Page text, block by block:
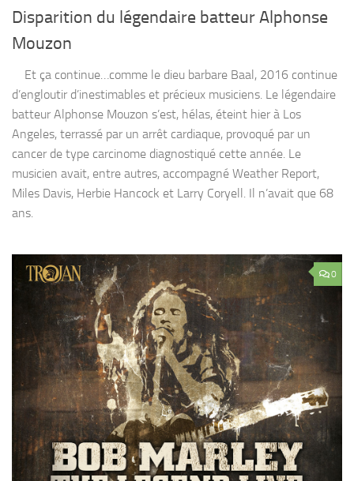
Disparition du légendaire batteur Alphonse
Mouzon
Et ça continue…comme le dieu barbare Baal, 2016 continue
d’engloutir d’inestimables et précieux musiciens. Le légendaire
batteur Alphonse Mouzon s’est, hélas, éteint hier à Los
Angeles, terrassé par un arrêt cardiaque, provoqué par un
cancer de type carcinome diagnostiqué cette année. Le
musicien avait, entre autres, accompagné Weather Report,
Miles Davis, Herbie Hancock et Larry Coryell. Il n’avait que 68
ans.
0